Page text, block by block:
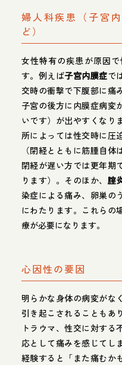
婦人科疾患（子宮
ど）
女性特有の疾患が原因
す。例えば子宮内膜症で
交時の衝撃で下腹部に痛
子宮の後方に内膜症病変
いです）が出やすくなり
所によっては性交時に圧
（閉経とともに筋腫自体
閉経が遅い方では更年期
ります）。そのほか、 腟
染症による痛み、卵巣の
にわたります。これらの
療が必要になります。
心因性の要因
明らかな身体の病変がな
引き起こされることもあ
トラウマ、性交に対する
応として痛みを感じてし
経験すると「また痛むか